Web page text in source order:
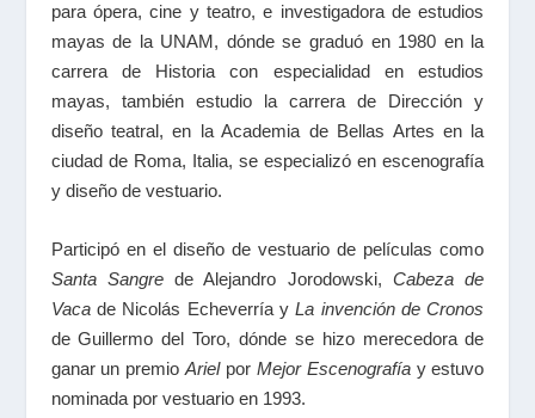
para ópera, cine y teatro, e investigadora de estudios
mayas de la UNAM, dónde se graduó en 1980 en la
carrera de Historia con especialidad en estudios
mayas, también estudio la carrera de Dirección y
diseño teatral, en la Academia de Bellas Artes en la
ciudad de Roma, Italia, se especializó en escenografía
y diseño de vestuario.
Participó en el diseño de vestuario de películas como
Santa Sangrede Alejandro Jorodowski,Cabeza de
Vacade Nicolás Echeverría yLa invención de Cronos
de Guillermo del Toro, dónde se hizo merecedora de
ganar un premioArielpor Mejor Escenografíay estuvo
nominada por vestuario en 1993.